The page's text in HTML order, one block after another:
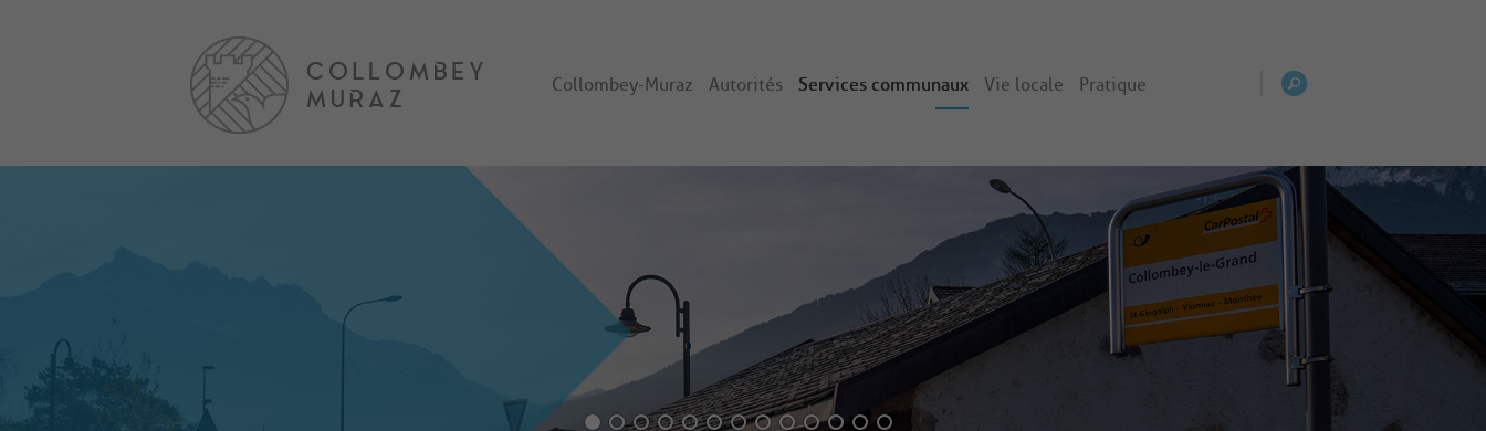
Collombey-Muraz Autorités Services communaux Vie locale Pratique